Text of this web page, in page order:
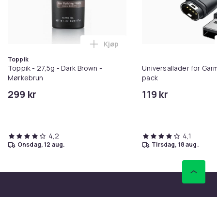
Toppik
Toppik - 27,5g - Dark Brown -
Mørkebrun
299 kr
Legg Toppik - 27,5g - Dark
Kjøp
4,2
onsdag, 12 aug.
Universallader for
pack
119 kr
4,1
tirsdag, 18 aug.